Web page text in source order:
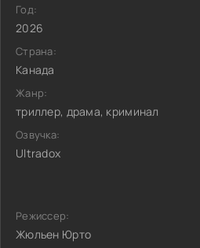
Год:
2026
Страна:
Канада
Жанр:
триллер, драма, криминал
Озвучка:
Ultradox
Режиссер:
Жюльен Юрто